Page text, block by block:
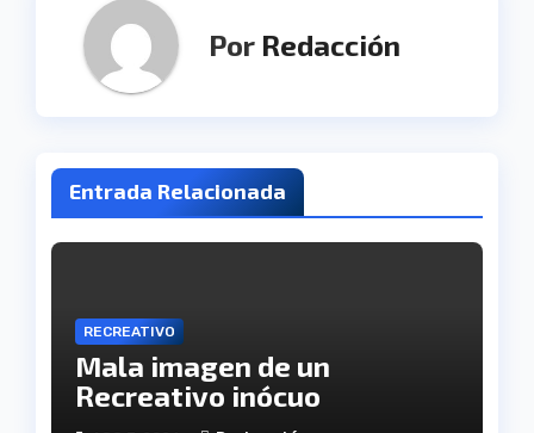
Por Redacción
Entrada Relacionada
RECREATIVO
Mala imagen de un
Recreativo inócuo